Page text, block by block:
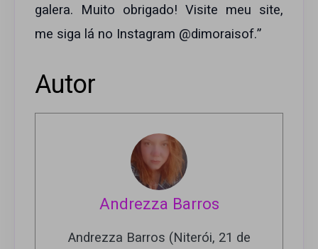
galera. Muito obrigado! Visite meu site,
me siga lá no Instagram @dimoraisof.”
Autor
Andrezza Barros
Andrezza Barros (Niterói, 21 de